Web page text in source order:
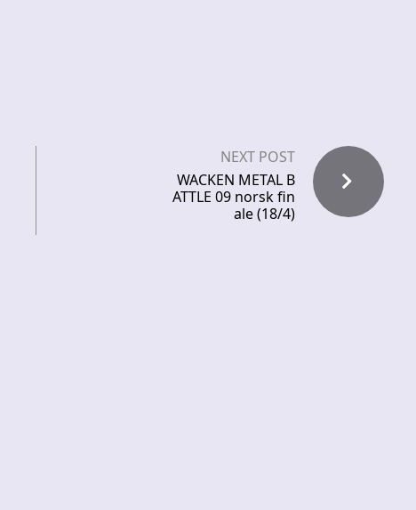
NEXT POST
WACKEN METAL B
ATTLE 09 norsk fin
ale (18/4)